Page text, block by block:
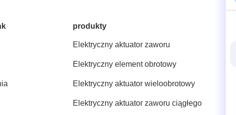
produkty
Elektryczny aktuator zaworu
Elektryczny element obrotowy
Elektryczny aktuator wieloobrotowy
Elektryczny aktuator zaworu ciągłego